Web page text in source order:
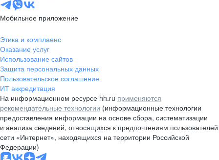
Мобильное приложение
Этика и комплаенс
Оказание услуг
Использование сайтов
Защита персональных данных
Пользовательское соглашение
ИТ аккредитация
На информационном ресурсе hh.ru применяются
рекомендательные технологии (информационные технологии
предоставления информации на основе сбора, систематизации
и анализа сведений, относящихся к предпочтениям пользователей
сети «Интернет», находящихся на территории Российской
Федерации)